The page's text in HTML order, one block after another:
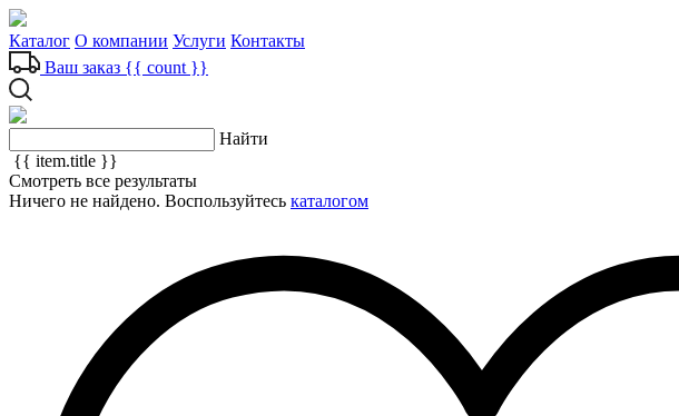
Каталог О компании Услуги Контакты
Ваш заказ {{ count }}
Найти
{{ item.title }}
Смотреть все результаты
Ничего не найдено. Воспользуйтесь каталогом